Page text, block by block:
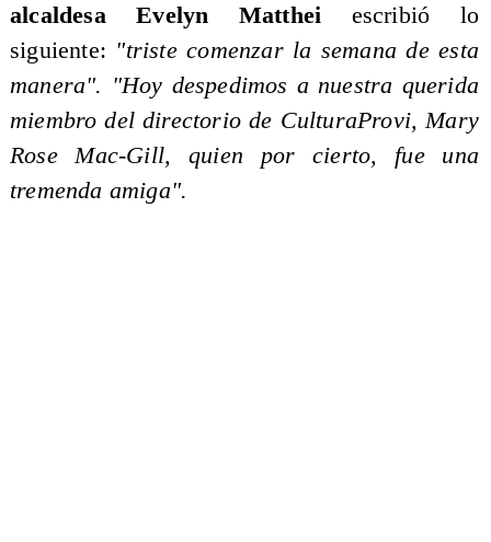
alcaldesa Evelyn Matthei escribió lo
siguiente: "triste comenzar la semana de esta
manera". "Hoy despedimos a nuestra querida
miembro del directorio de CulturaProvi, Mary
Rose Mac-Gill, quien por cierto, fue una
tremenda amiga".